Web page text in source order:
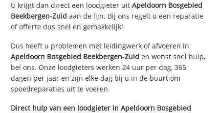
U krijgt dan direct een loodgieter uitApeldoorn Bosgebied
Beekbergen-Zuid aan de lijn. Bij ons regelt u een reparatie
of offerte dus snel en gemakkelijk!
Dus heeft u problemen met leidingwerk of afvoeren in
Apeldoorn Bosgebied Beekbergen-Zuid en wenst snel hulp,
bel ons. Onze loodgieters werken 24 uur per dag, 365
dagen per jaar en zijn elke dag bij u in de buurt om
spoedreparaties uit te voeren.
Direct hulp van een loodgieter inApeldoorn Bosgebied